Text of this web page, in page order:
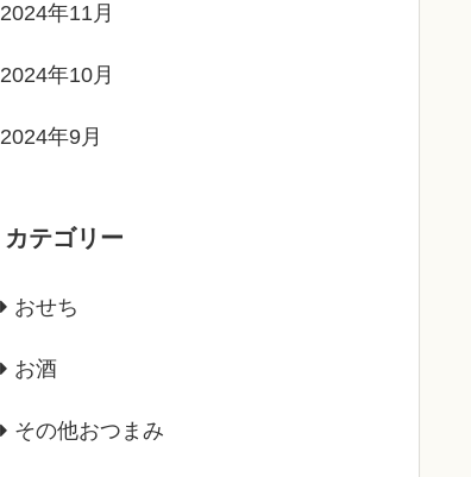
2024年11月
2024年10月
2024年9月
カテゴリー
おせち
お酒
その他おつまみ